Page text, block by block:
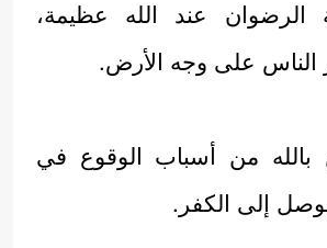
الرضوان عند الله عظيمة،
الناس على وجه الأرض.
من أسباب الوقوع في
إلى الكفر.